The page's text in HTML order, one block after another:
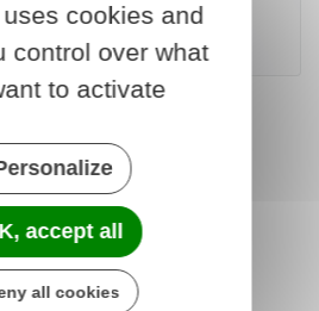
chargé des finances
cookies and
control over what
to activate
accept all
all cookies